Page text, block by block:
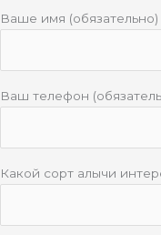
Ваше имя (обязательно)
Ваш телефон
Какой сорт алычи